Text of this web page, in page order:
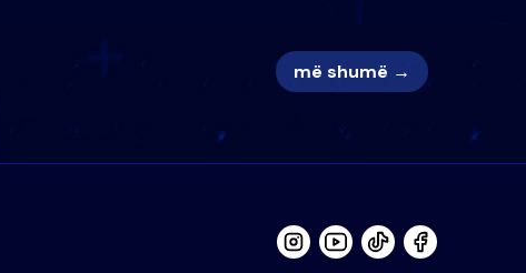
më shumë →